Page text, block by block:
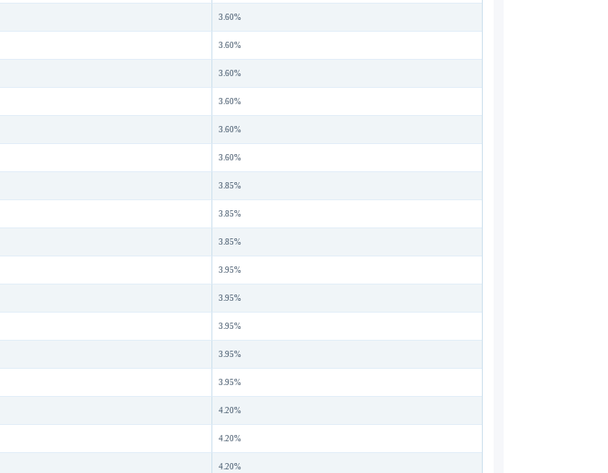
3.60%
3.60%
3.60%
3.60%
3.60%
3.60%
3.85%
3.85%
3.85%
3.95%
3.95%
3.95%
3.95%
3.95%
4.20%
4.20%
4.20%